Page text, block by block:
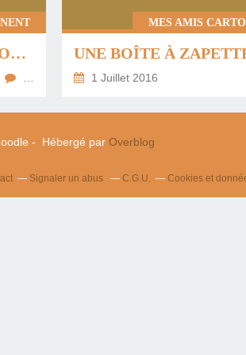
CHANGEMENT DE DÉCOR ...
MES AMIS
1 Juillet 2016
- Hébergé par Overblog
Signaler un abus C.G.U. Cookies et